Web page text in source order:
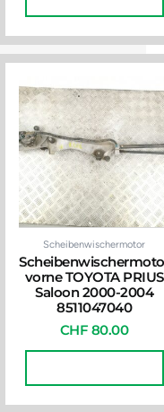
Scheibenwischermotor
vorne TOYOTA PRIUS
Saloon 2000-2004
8511047040
CHF 80.00